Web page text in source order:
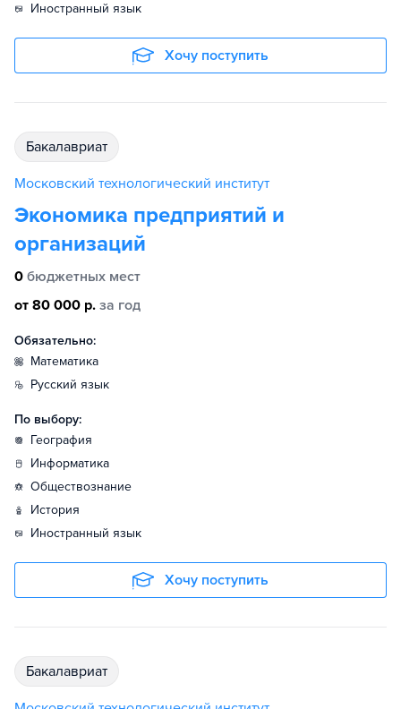
иностранный язык
Хочу поступить
бакалавриат
Московский технологический институт
Экономика предприятий и
организаций
0 бюджетных мест
от 80 000 р. за год
Обязательно:
математика
русский язык
По выбору:
география
информатика
обществознание
история
иностранный язык
Хочу поступить
бакалавриат